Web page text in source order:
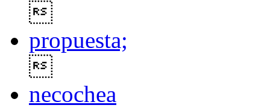
propuesta;
necochea